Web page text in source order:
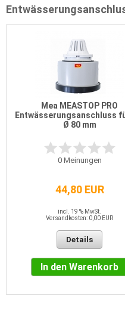
Mea MEASTOP PRO
Entwässerungsanschluss
Ø 80 mm
0Meinungen
44,80 EUR
incl. 19 % MwSt.
Versandkosten: 0,00 EUR
Details
In den Warenkorb